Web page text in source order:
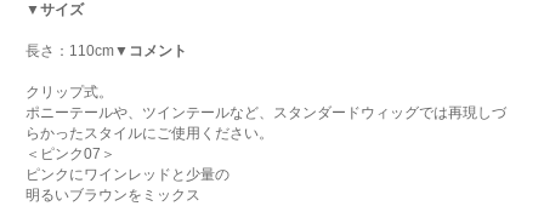
▼サイズ
長さ：110cm▼コメント
クリップ式。
ポニーテールや、ツインテールなど、スタンダードウィッグでは再現しづ
らかったスタイルにご使用ください。
＜ピンク07＞
ピンクにワインレッドと少量の
明るいブラウンをミックス